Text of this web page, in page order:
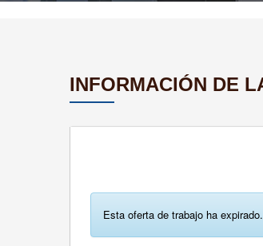
INFORMACIÓN DE
Esta oferta de trabajo ha